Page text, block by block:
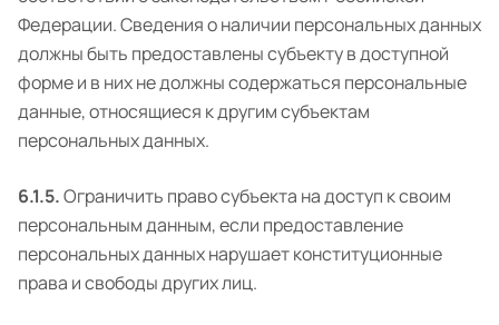
Федерации. Сведения о наличии персональных данных
должны быть предоставлены субъекту в доступной
форме и в них не должны содержаться персональные
данные, относящиеся к другим субъектам
персональных данных.
6.1.5.Ограничить право субъекта на доступ к своим
персональным данным, если предоставление
персональных данных нарушает конституционные
права и свободы других лиц.